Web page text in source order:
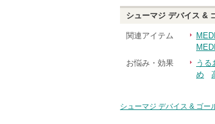
シューマジ デバイス &
関連アイテム
お悩み・効果
うる
め
シューマジ デバイス & ゴー